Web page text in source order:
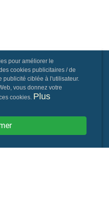
pour améliorer le
cookies publicitaires / de
publicité ciblée à l'utilisateur.
vous donnez votre
cookies. Plus